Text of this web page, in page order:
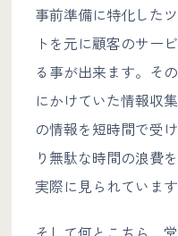
事前準備に特化した
トを元に顧客のサー
る事が出来ます。そ
にかけていた情報収
の情報を短時間で受
り無駄な時間の浪費
実際に見られています